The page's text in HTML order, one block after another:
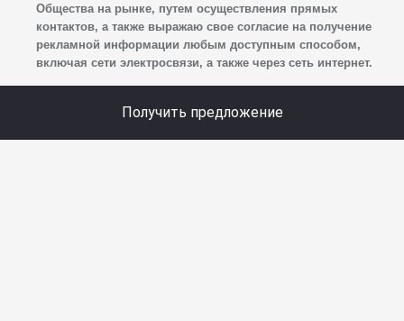
и адрес электронной почты), адреса, сведений
о впечатлениях, интересах, предпочтениях
к автомобилю(-ям) и товарам/услугам, IP-адреса,
сайта, уникального идентификатора посетителя сайта,
предпочтительного времени и способа для контакта,
Общества на рынке, путем осуществления прямых
контактов, а также выражаю свое согласие на получение
рекламной информации любым доступным способом,
включая сети электросвязи, а также через сеть интернет.
Получить предложение